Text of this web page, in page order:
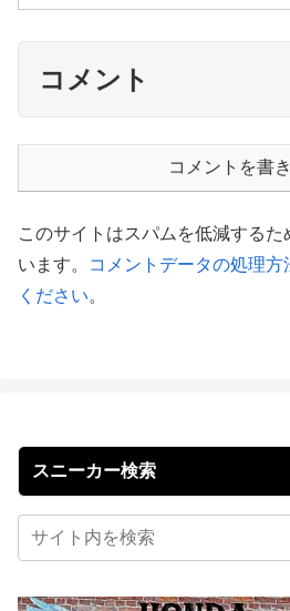
コメント
コメントを書
このサイトはスパムを低減するた
います。
コメントデータの処理
ください。
スニーカー検索